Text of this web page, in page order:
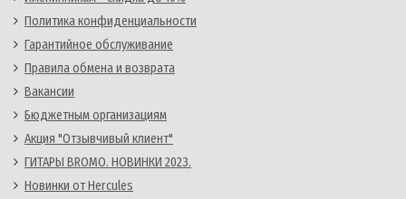
Политика конфиденциальности
Гарантийное обслуживание
Правила обмена и возврата
Вакансии
Бюджетным организациям
Акция "Отзывчивый клиент"
ГИТАРЫ BROMO. НОВИНКИ 2023.
Новинки от Hercules